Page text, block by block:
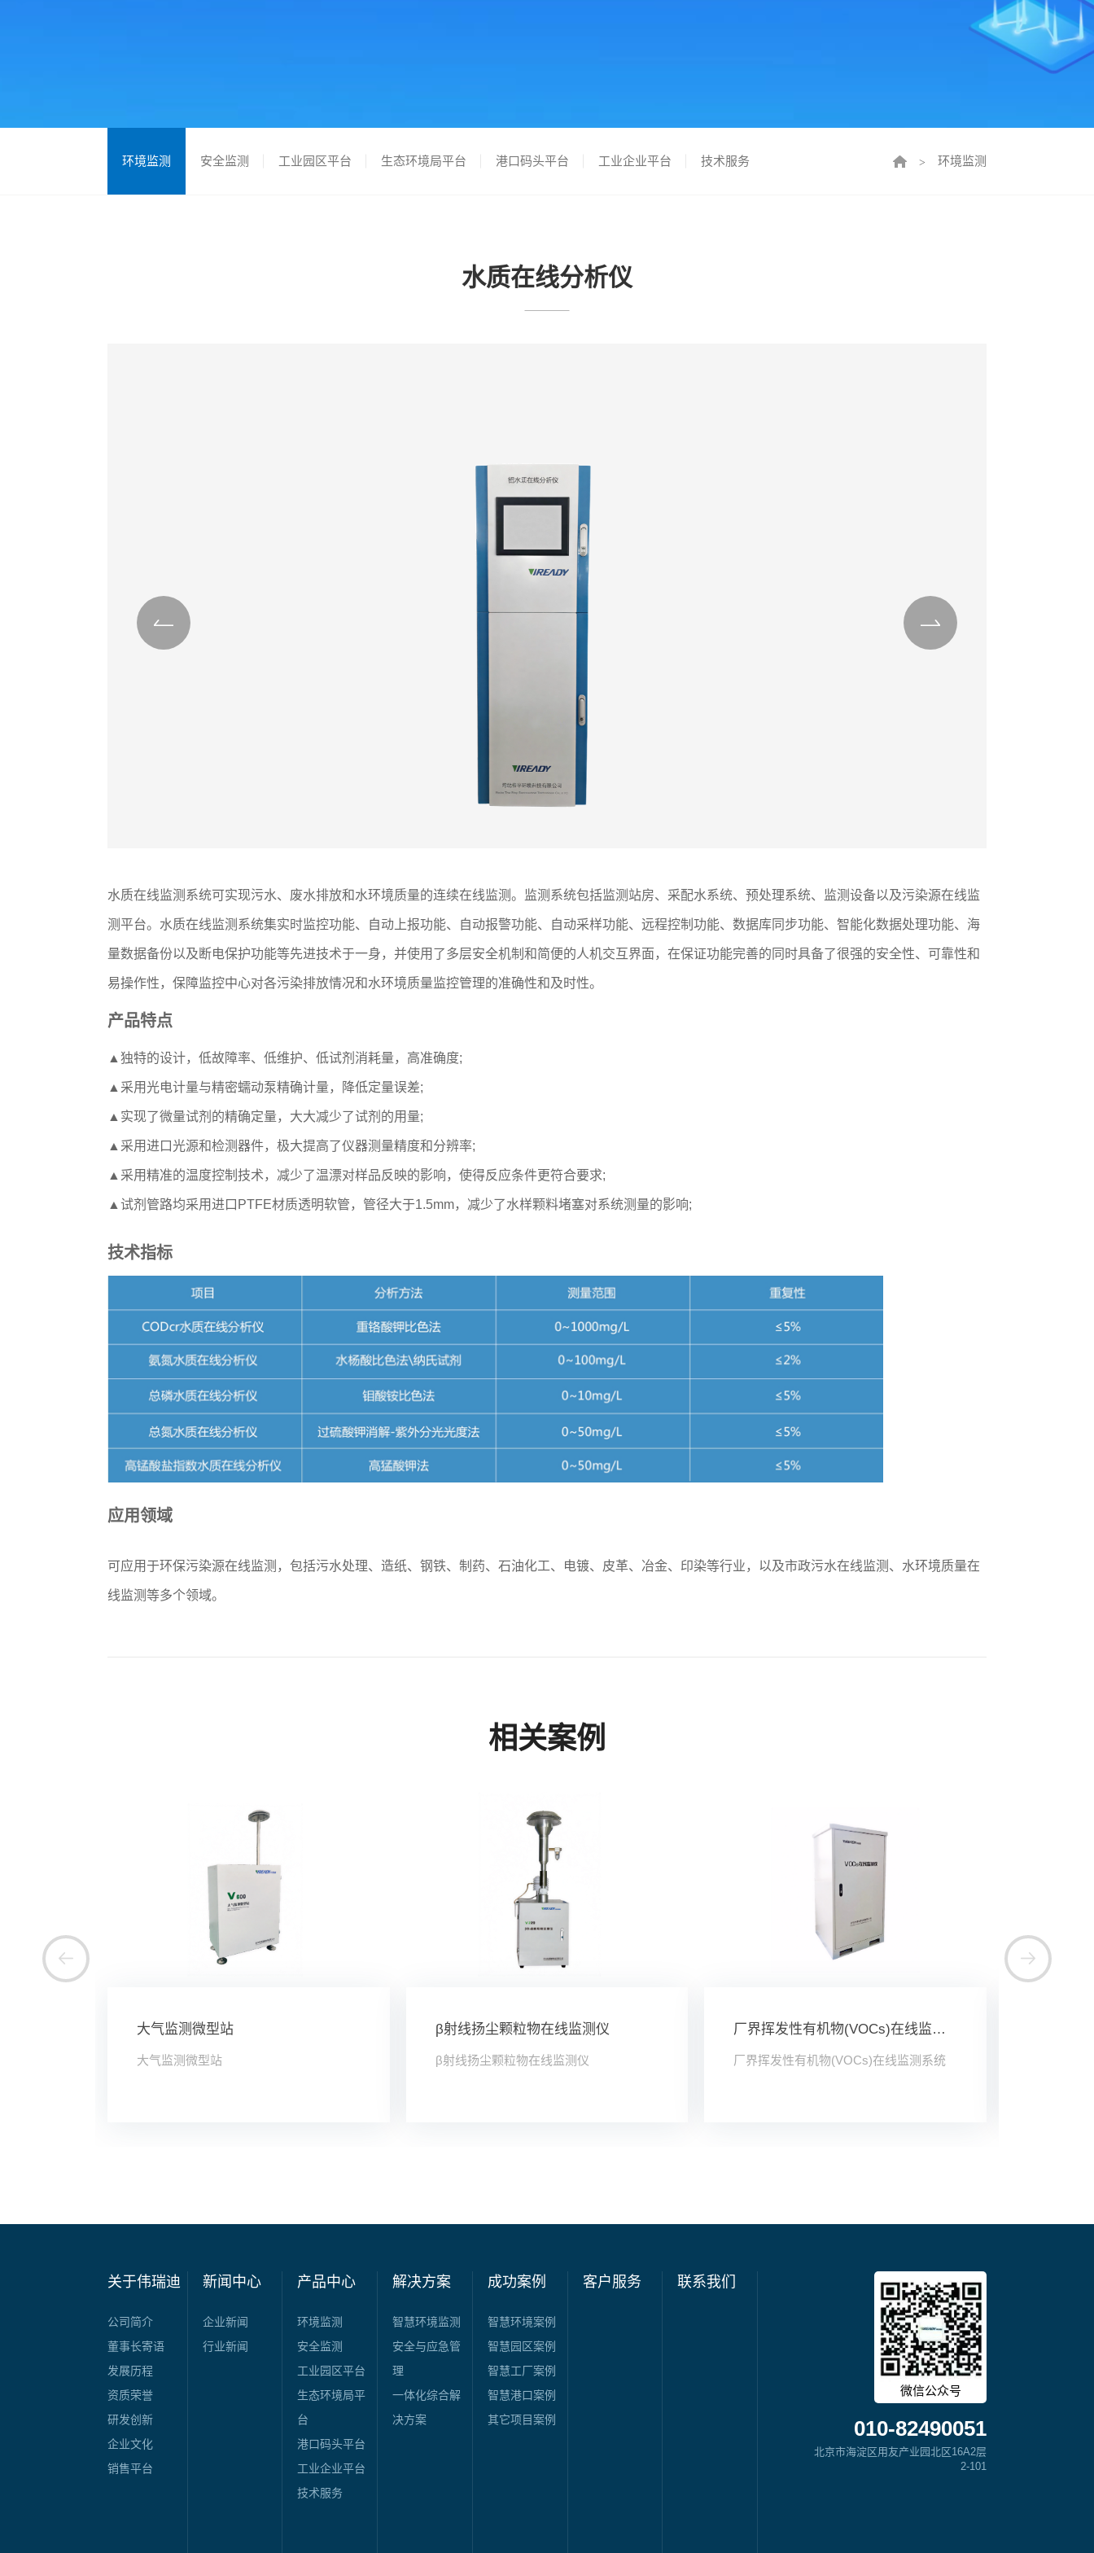
环境监测 安全监测 工业园区平台 生态环境局平台 港口码头平台 工业企业平台 技术服务 > 环境监测
水质在线分析仪
水质在线监测系统可实现污水、废水排放和水环境质量的连续在线监测。监测系统包括监测站房、采配水系统、预处理系统、监测设备以及污染源在线监
测平台。水质在线监测系统集实时监控功能、自动上报功能、自动报警功能、自动采样功能、远程控制功能、数据库同步功能、智能化数据处理功能、海
量数据备份以及断电保护功能等先进技术于一身，并使用了多层安全机制和简便的人机交互界面，在保证功能完善的同时具备了很强的安全性、可靠性和
易操作性，保障监控中心对各污染排放情况和水环境质量监控管理的准确性和及时性。
产品特点
▲ 独特的设计，低故障率、低维护、低试剂消耗量，高准确度;
▲ 采用光电计量与精密蠕动泵精确计量，降低定量误差;
▲ 实现了微量试剂的精确定量，大大减少了试剂的用量;
▲ 采用进口光源和检测器件，极大提高了仪器测量精度和分辨率;
▲ 采用精准的温度控制技术，减少了温漂对样品反映的影响，使得反应条件更符合要求;
▲ 试剂管路均采用进口PTFE材质透明软管，管径大于1.5mm，减少了水样颗料堵塞对系统测量的影响;
技术指标
应用领域
可应用于环保污染源在线监测，包括污水处理、造纸、钢铁、制药、石油化工、电镀、皮革、冶金、印染等行业，以及市政污水在线监测、水环境质量在
线监测等多个领域。
相关案例
大气监测微型站
大气监测微型站
β射线扬尘颗粒物在线监测仪
β射线扬尘颗粒物在线监测仪
厂界挥发性有机物(VOCs)在线监测系统
厂界挥发性有机物(VOCs)在线监测系统
关于伟瑞迪
公司简介
董事长寄语
发展历程
资质荣誉
研发创新
企业文化
销售平台
新闻中心
企业新闻
行业新闻
产品中心
环境监测
安全监测
工业园区平台
生态环境局平
台
港口码头平台
工业企业平台
技术服务
解决方案
智慧环境监测
安全与应急管
理
一体化综合解
决方案
成功案例
智慧环境案例
智慧园区案例
智慧工厂案例
智慧港口案例
其它项目案例
客户服务 联系我们
微信公众号
010-82490051
北京市海淀区用友产业园北区16A2层
2-101